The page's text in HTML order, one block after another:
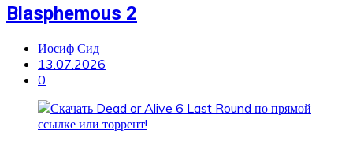
Blasphemous 2
Иосиф Сид
13.07.2026
0